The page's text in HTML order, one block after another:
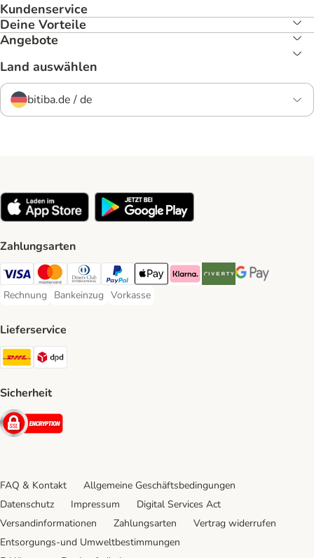
Kundenservice
Deine Vorteile
Angebote
Land auswählen
bitiba.de / de
Zahlungsarten
Visa Payment Method
Mastercard Payment Method
Diners Club Payment Method
PayPal Payment Method
Apple Pay Payment Method
Klarna Payment Method
Riverty Payment Method
Google Pay
Rechnung
Rechnung Payment Method
Bankeinzug
Bankeinzug Payment Method
Vorkasse
Vorkasse Payment Method
Lieferservice
DHL Shipping Method
Sicherheit
Security
FAQ & Kontakt
Allgemeine Geschäftsbedingungen
Datenschutz
Impressum
Digital Services Act
Versandinformationen
Zahlungsarten
Vertrag widerrufen
Entsorgungs-und Umweltbestimmungen